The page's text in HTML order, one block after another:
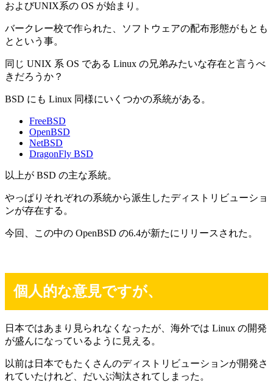
およびUNIX系の OS が始まり。
バークレー校で作られた、ソフトウェアの配布形態がもとも
とという事。
同じ UNIX 系 OS である Linux の兄弟みたいな存在と言うべ
きだろうか？
BSD にも Linux 同様にいくつかの系統がある。
FreeBSD
OpenBSD
NetBSD
DragonFly BSD
以上が BSD の主な系統。
やっぱりそれぞれの系統から派生したディストリビューショ
ンが存在する。
今回、この中の OpenBSD の6.4が新たにリリースされた。
個人的な意見ですが、
日本ではあまり見られなくなったが、海外では Linux の開発
が盛んになっているように見える。
以前は日本でもたくさんのディストリビューションが開発さ
れていたけれど、だいぶ淘汰されてしまった。